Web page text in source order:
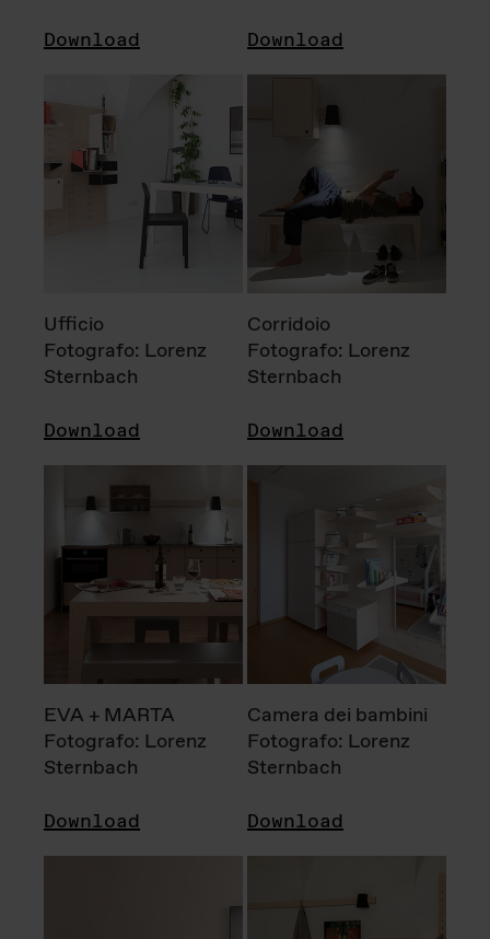
Download Download
Ufficio
Fotografo: Lorenz
Sternbach
Download
Corridoio
Fotografo: Lorenz
Sternbach
Download
EVA + MARTA
Fotografo: Lorenz
Sternbach
Download
Camera dei bambini
Fotografo: Lorenz
Sternbach
Download